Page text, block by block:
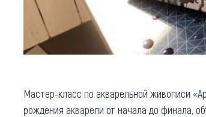
Мастер-класс по акварельной живописи
рождения акварели от начала до финала,